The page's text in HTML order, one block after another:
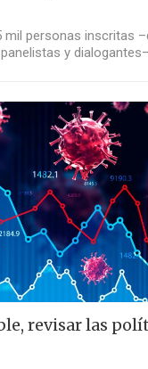
mil personas inscritas
y
revisar las